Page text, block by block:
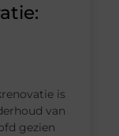
is
van
gezien